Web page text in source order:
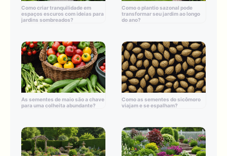
Como criar tranquilidade em
espaços escuros com ideias para
jardins sombreados?
Como o plantio sazonal pode
transformar seu jardim ao longo
do ano?
As sementes de maio são a chave
para uma colheita abundante?
Como as sementes do sicômoro
viajam e se espalham?